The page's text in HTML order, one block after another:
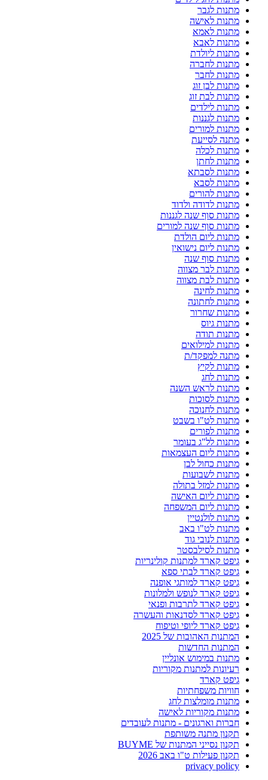
מתנות לגבר
מתנות לאישה
מתנות לאמא
מתנות לאבא
מתנות ליולדת
מתנות לחברה
מתנות לחבר
מתנות לבן זוג
מתנות לבת זוג
מתנות לילדים
מתנות לגננות
מתנות למורים
מתנה לסייעת
מתנות לכלה
מתנות לחתן
מתנות לסבתא
מתנות לסבא
מתנות להורים
מתנות לדודה ולדוד
מתנות סוף שנה לגננות
מתנות סוף שנה למורים
מתנות ליום הולדת
מתנות ליום נישואין
מתנות סוף שנה
מתנות לבר מצווה
מתנות לבת מצווה
מתנות לחינה
מתנות לחתונה
מתנות שחרור
מתנות גיוס
מתנות תודה
מתנות למילואים
מתנה למפקד/ת
מתנות לקיץ
מתנות לחג
מתנות לראש השנה
מתנות לסוכות
מתנות לחנוכה
מתנות לט"ו בשבט
מתנות לפורים
מתנות לל"ג בעומר
מתנות ליום העצמאות
מתנות כחול לבן
מתנות לשבועות
מתנות למזל בתולה
מתנות ליום האישה
מתנות ליום המשפחה
מתנות לולנטיין
מתנות לט"ו באב
מתנות לנובי גוד
מתנות לסילבסטר
גיפט קארד למתנות קולינריות
גיפט קארד לבתי ספא
גיפט קארד למותגי אופנה
גיפט קארד לנופש ולמלונות
גיפט קארד לתרבות ופנאי
גיפט קארד לסדנאות והעשרה
גיפט קארד ליופי וטיפוח
המתנות האהובות של 2025
המתנות החדשות
מתנות במימוש אונליין
רעיונות למתנות מקוריות
גיפט קארד
חוויות משפחתיות
מתנות מומלצות לחג
מתנות מקוריות לאישה
חברות וארגונים - מתנות לעובדים
תקנון מתנה משותפת
תקנון נסייני המתנות של BUYME
תקנון פעילות ט"ו באב 2026
privacy policy